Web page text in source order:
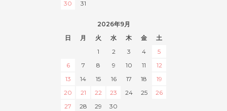
30
31
2026年9月
日
月 火 水 木 金
土
1
2 3 4
5
6
7 8 9 10 11
12
13
14 15 16 17 18
19
20
21 22 23 24 25
26
27
28 29 30